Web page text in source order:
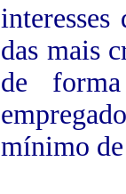
das mais
de
mínimo de